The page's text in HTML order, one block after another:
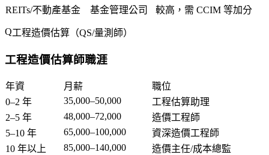
REITs/不動產基金
基金管理公司 較高，需 CCIM 等加分
工程造價估算（QS/量測師）
工程造價估算師職涯
年資 月薪
職位
0–2 年
35,000–50,000
工程估算助理
2–5 年
48,000–72,000
造價工程師
5–10 年
65,000–100,000
資深造價工程師
10 年以上
85,000–140,000 造價主任/成本總監